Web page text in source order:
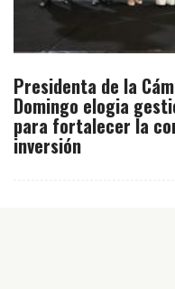
Presidenta de la
Domingo elogia
para fortalecer la
inversión